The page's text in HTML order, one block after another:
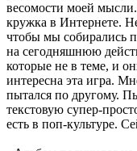
весомости моей
кружка в Интернете.
чтобы мы собирались
на сегодняшнюю
которые не в теме, и
интересна эта игра.
пытался по другому.
текстовую супер-
есть в поп-культуре.